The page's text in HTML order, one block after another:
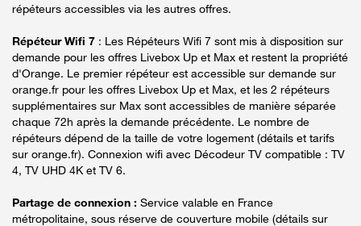
répéteurs accessibles via les autres offres.
Répéteur Wifi 7 : Les Répéteurs Wifi 7 sont mis à disposition sur
demande pour les offres Livebox Up et Max et restent la propriété
d'Orange. Le premier répéteur est accessible sur demande sur
orange.fr pour les offres Livebox Up et Max, et les 2 répéteurs
supplémentaires sur Max sont accessibles de manière séparée
chaque 72h après la demande précédente. Le nombre de
répéteurs dépend de la taille de votre logement (détails et tarifs
sur orange.fr). Connexion wifi avec Décodeur TV compatible : TV
4, TV UHD 4K et TV 6.
Partage de connexion : Service valable en France
métropolitaine, sous réserve de couverture mobile (détails sur